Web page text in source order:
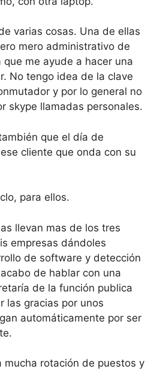
varias cosas. Una de ellas
mero administrativo de
que me ayude a hacer una
No tengo idea de la clave
y por lo general no
skype llamadas personales.
que el día de
cliente que onda con su
para ellos.
llevan mas de los tres
empresas dándoles
de software y detección
de hablar con una
de la función publica
las gracias por unos
automáticamente por ser
mucha rotación de puestos y